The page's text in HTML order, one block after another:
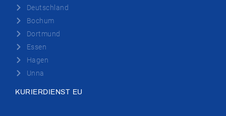
Deutschland
Bochum
Dortmund
Essen
Hagen
Unna
KURIERDIENST EU